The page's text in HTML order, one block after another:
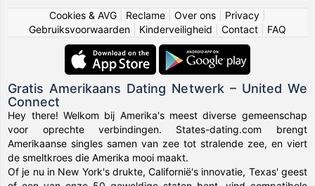
Cookies & AVG
Reclame Over ons Privacy
Gebruiksvoorwaarden
Kinderveiligheid Contact FAQ
Gratis Amerikaans Dating Netwerk – United We
Connect
Hey there! Welkom bij Amerika's meest diverse gemeenschap
voor oprechte verbindingen. States-dating.com brengt
Amerikaanse singles samen van zee tot stralende zee, en viert
de smeltkroes die Amerika mooi maakt.
Of je nu in New York's drukte, Californië's innovatie, Texas' geest